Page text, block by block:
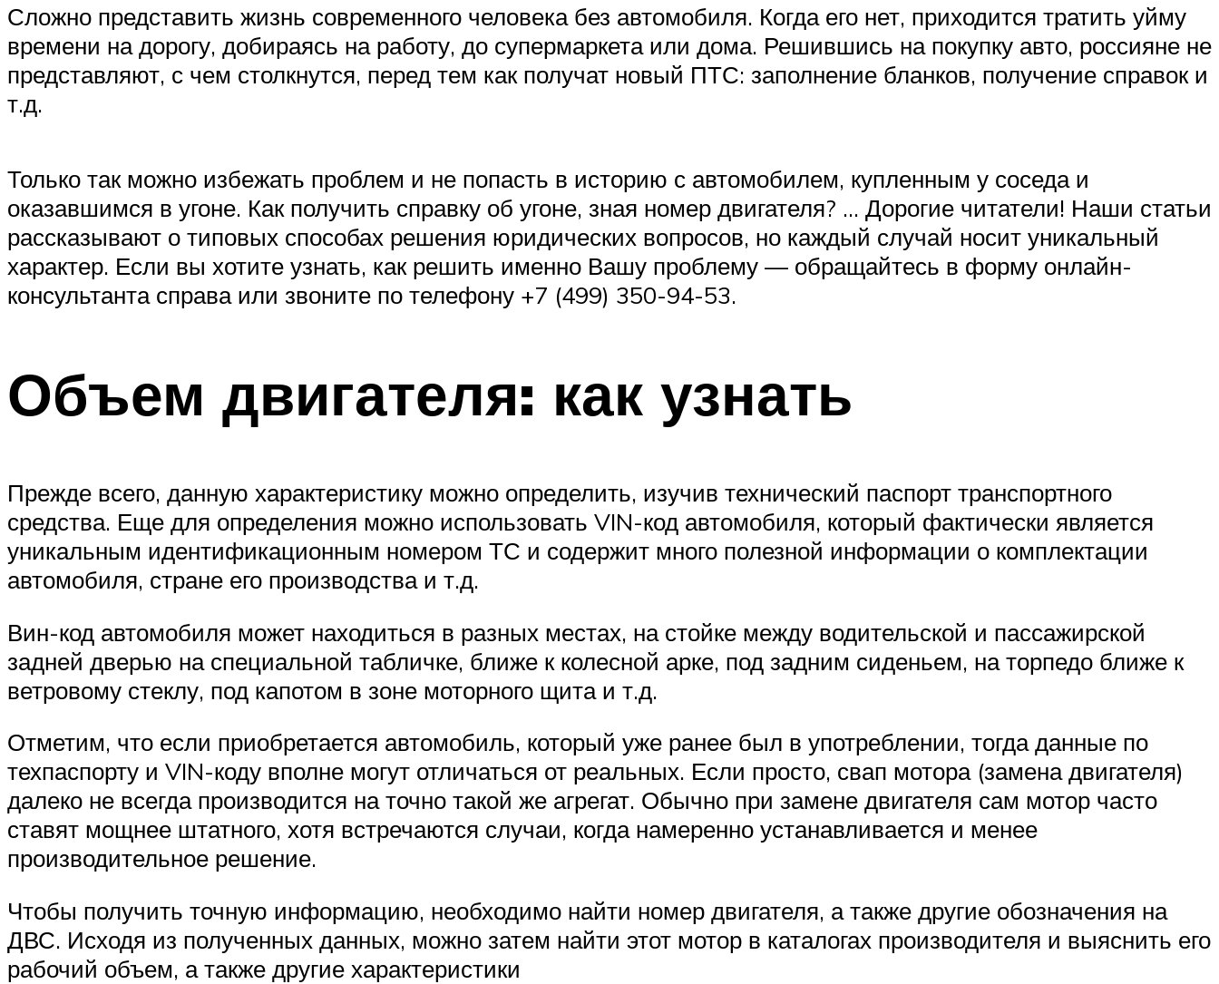
Сложно представить жизнь современного человека без автомобиля. Когда его нет, приходится тратить уйму
времени на дорогу, добираясь на работу, до супермаркета или дома. Решившись на покупку авто, россияне не
представляют, с чем столкнутся, перед тем как получат новый ПТС: заполнение бланков, получение справок и
т.д.
Только так можно избежать проблем и не попасть в историю с автомобилем, купленным у соседа и
оказавшимся в угоне. Как получить справку об угоне, зная номер двигателя? … Дорогие читатели! Наши статьи
рассказывают о типовых способах решения юридических вопросов, но каждый случай носит уникальный
характер. Если вы хотите узнать, как решить именно Вашу проблему — обращайтесь в форму онлайн-
консультанта справа или звоните по телефону +7 (499) 350-94-53.
Объем двигателя: как узнать
Прежде всего, данную характеристику можно определить, изучив технический паспорт транспортного
средства. Еще для определения можно использовать VIN-код автомобиля, который фактически является
уникальным идентификационным номером ТС и содержит много полезной информации о комплектации
автомобиля, стране его производства и т.д.
Вин-код автомобиля может находиться в разных местах, на стойке между водительской и пассажирской
задней дверью на специальной табличке, ближе к колесной арке, под задним сиденьем, на торпедо ближе к
ветровому стеклу, под капотом в зоне моторного щита и т.д.
Отметим, что если приобретается автомобиль, который уже ранее был в употреблении, тогда данные по
техпаспорту и VIN-коду вполне могут отличаться от реальных. Если просто, свап мотора (замена двигателя)
далеко не всегда производится на точно такой же агрегат. Обычно при замене двигателя сам мотор часто
ставят мощнее штатного, хотя встречаются случаи, когда намеренно устанавливается и менее
производительное решение.
Чтобы получить точную информацию, необходимо найти номер двигателя, а также другие обозначения на
ДВС. Исходя из полученных данных, можно затем найти этот мотор в каталогах производителя и выяснить его
рабочий объем, а также другие характеристики